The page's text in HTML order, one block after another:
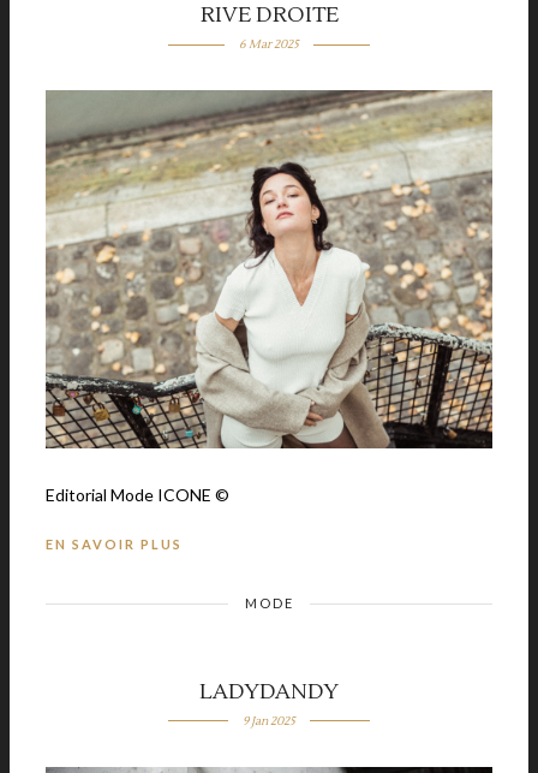
RIVE DROITE
6 Mar 2025
Editorial Mode ICONE ©
EN SAVOIR PLUS
MODE
LADYDANDY
9 Jan 2025